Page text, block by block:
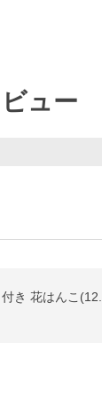
ュー
き 花はんこ